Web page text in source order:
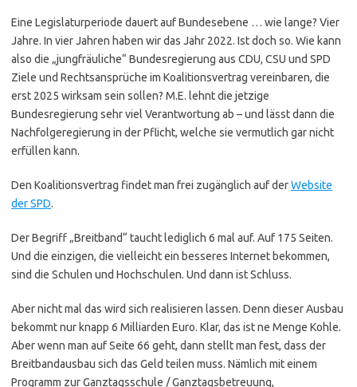
Eine Legislaturperiode dauert auf Bundesebene … wie lange? Vier
Jahre. In vier Jahren haben wir das Jahr 2022. Ist doch so. Wie kann
also die „jungfräuliche“ Bundesregierung aus CDU, CSU und SPD
Ziele und Rechtsansprüche im Koalitionsvertrag vereinbaren, die
erst 2025 wirksam sein sollen? M.E. lehnt die jetzige
Bundesregierung sehr viel Verantwortung ab – und lässt dann die
Nachfolgeregierung in der Pflicht, welche sie vermutlich gar nicht
erfüllen kann.
Den Koalitionsvertrag findet man frei zugänglich auf derWebsite
der SPD.
Der Begriff „Breitband“ taucht lediglich 6 mal auf. Auf 175 Seiten.
Und die einzigen, die vielleicht ein besseres Internet bekommen,
sind die Schulen und Hochschulen. Und dann ist Schluss.
Aber nicht mal das wird sich realisieren lassen. Denn dieser Ausbau
bekommt nur knapp 6 Milliarden Euro. Klar, das ist ne Menge Kohle.
Aber wenn man auf Seite 66 geht, dann stellt man fest, dass der
Breitbandausbau sich das Geld teilen muss. Nämlich mit einem
Programm zur Ganztagsschule / Ganztagsbetreuung,